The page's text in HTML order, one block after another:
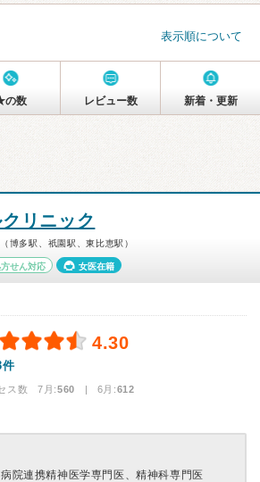
表示順について
数 レビュー数 新着・更新
リニック
博多駅、祇園駅、東比恵駅）
せん対応 女医在籍
4.30
件
ス数 7月:560 | 6月:612
院連携精神医学専門医、精神科専門医